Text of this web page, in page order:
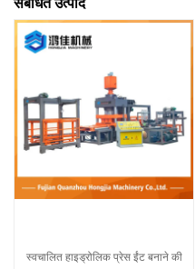
संबंधित उत्पाद
स्वचालित हाइड्रोलिक प्रेस ईंट बनाने की